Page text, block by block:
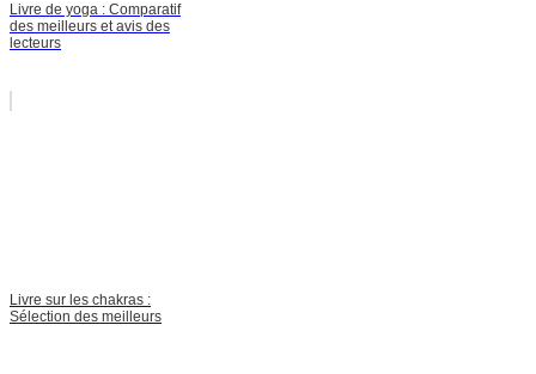
Livre de yoga : Comparatif
des meilleurs et avis des
lecteurs
Livre sur les chakras :
Sélection des meilleurs